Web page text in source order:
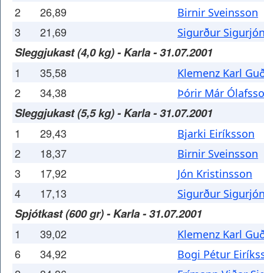
2 26,89 Birnir Sveinsson
3 21,69 Sigurður
Sleggjukast (4,0 kg) - Karla - 31.07.2001
1 35,58 Klemenz Karl
2 34,38 Þórir Már
Sleggjukast (5,5 kg) - Karla - 31.07.2001
1 29,43 Bjarki Eiríksson
2 18,37 Birnir Sveinsson
3 17,92 Jón Kristinsson
4 17,13 Sigurður
Spjótkast (600 gr) - Karla - 31.07.2001
1 39,02 Klemenz Karl
6 34,92 Bogi Pétur